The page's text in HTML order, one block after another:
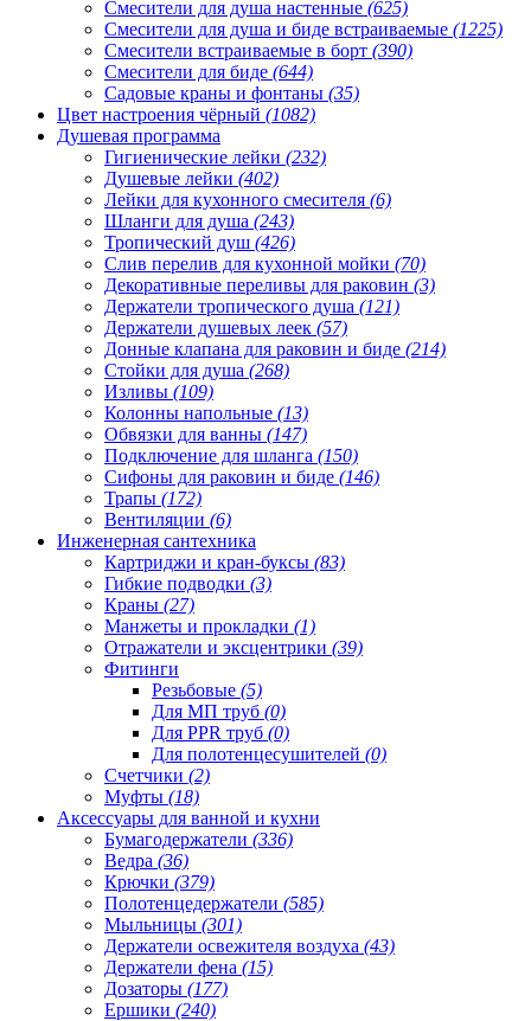
Смесители для душа настенные (625)
Смесители для душа и биде встраиваемые (1225)
Смесители встраиваемые в борт (390)
Смесители для биде (644)
Садовые краны и фонтаны (35)
Цвет настроения чёрный (1082)
Душевая программа
Гигиенические лейки (232)
Душевые лейки (402)
Лейки для кухонного смесителя (6)
Шланги для душа (243)
Тропический душ (426)
Слив перелив для кухонной мойки (70)
Декоративные переливы для раковин (3)
Держатели тропического душа (121)
Держатели душевых леек (57)
Донные клапана для раковин и биде (214)
Стойки для душа (268)
Изливы (109)
Колонны напольные (13)
Обвязки для ванны (147)
Подключение для шланга (150)
Сифоны для раковин и биде (146)
Трапы (172)
Вентиляции (6)
Инженерная сантехника
Картриджи и кран-буксы (83)
Гибкие подводки (3)
Краны (27)
Манжеты и прокладки (1)
Отражатели и эксцентрики (39)
Фитинги
Резьбовые (5)
Для МП труб (0)
Для PPR труб (0)
Для полотенцесушителей (0)
Счетчики (2)
Муфты (18)
Аксессуары для ванной и кухни
Бумагодержатели (336)
Ведра (36)
Крючки (379)
Полотенцедержатели (585)
Мыльницы (301)
Держатели освежителя воздуха (43)
Держатели фена (15)
Дозаторы (177)
Ершики (240)